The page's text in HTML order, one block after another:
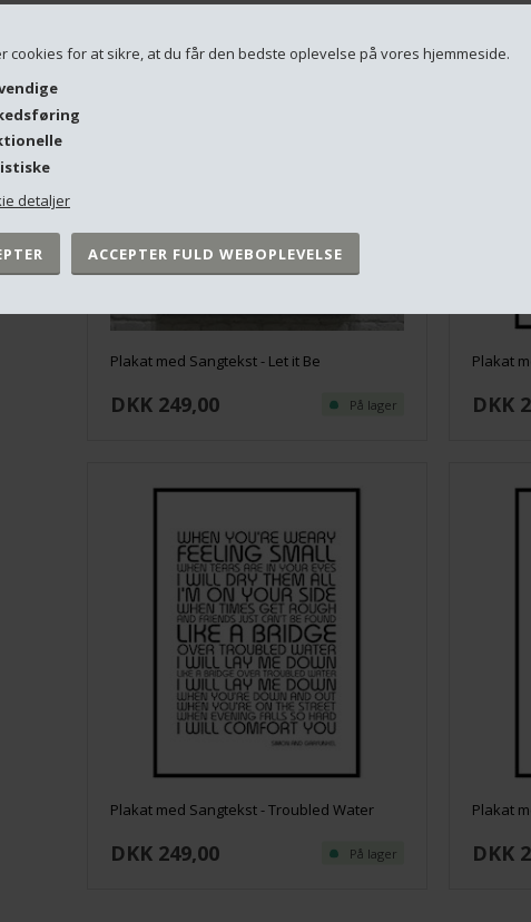
cookies for at sikre, at du får den bedste oplevelse på vores hjemmeside.
detaljer
Plakat med Sangtekst - Let it Be
DKK 249,00 På lager
Plakat
DKK
Plakat med Sangtekst - Troubled Water
DKK 249,00 På lager
Plakat
DKK